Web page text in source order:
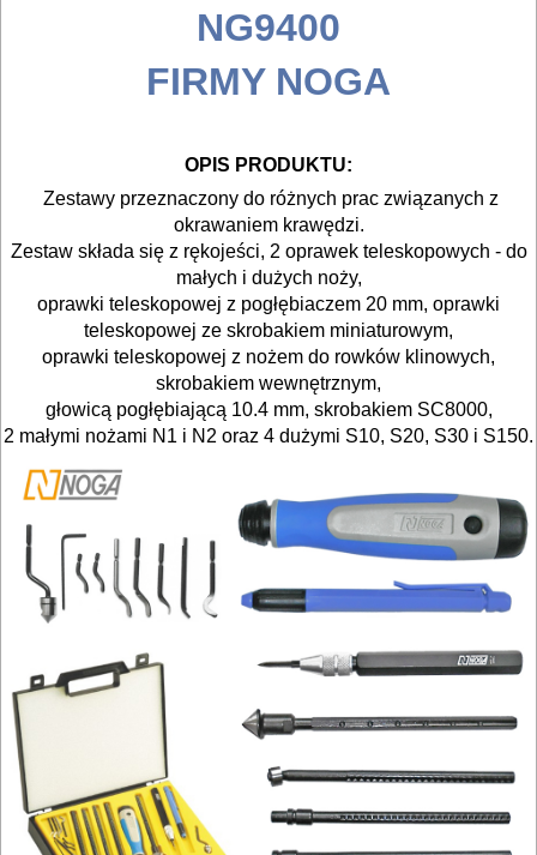
MASZYNKI
URZĄDZENIA
BUDOWLANE
MASZYNY
NARZĘDZIA
BRUKARSKIE
OBRÓBKA
DREWNA
OBRÓBKA
METALU
WARSZTATOWE
RĘCZNE
NARZĘDZIA
I
OSPRZĘT
NG9400
FIRMY NOGA
OPIS PRODUKTU:
Zestawy przeznaczony do różnych prac związanych z
okrawaniem krawędzi.
Zestaw składa się z rękojeści, 2 oprawek teleskopowych - do
małych i dużych noży,
oprawki teleskopowej z pogłębiaczem 20 mm, oprawki
teleskopowej ze skrobakiem miniaturowym,
oprawki teleskopowej z nożem do rowków klinowych,
skrobakiem wewnętrznym,
głowicą pogłębiającą 10.4 mm, skrobakiem SC8000,
2 małymi nożami N1 i N2 oraz 4 dużymi S10, S20, S30 i S150.